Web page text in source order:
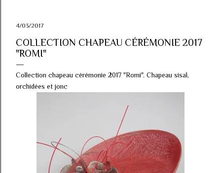
4/03/2017
COLLECTION CHAPEAU CÉRÉMONIE 2017
"ROMI"
Collection chapeau cérémonie 2017 "Romi". Chapeau sisal,
orchidées et jonc